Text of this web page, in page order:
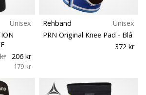
Unisex
206 kr
179 kr
Rehband
Unisex
PRN Original Knee Pad - Blå
372 kr